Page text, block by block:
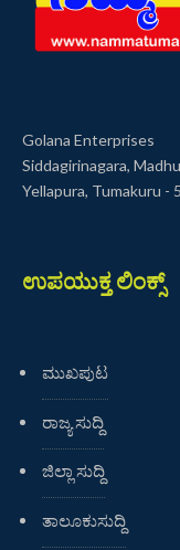
Golana Enterprises
Siddagirinagara,
Yellapura, Tumakuru -
ಉಪಯುಕ್ತ ಲಿಂಕ್ಸ್
ಮುಖಪುಟ
ರಾಜ್ಯ ಸುದ್ದಿ
ಜಿಲ್ಲಾ ಸುದ್ದಿ
ತಾಲೂಕುಸುದ್ದಿ